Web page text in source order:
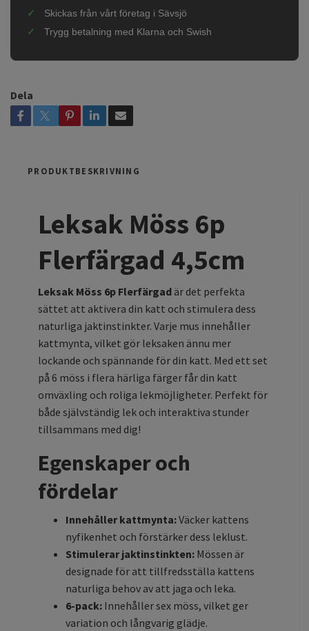
Skickas från vårt företag i Sävsjö
Trygg betalning med Klarna och Swish
Dela
PRODUKTBESKRIVNING
Leksak Möss 6p
Flerfärgad 4,5cm
Leksak Möss 6p Flerfärgad är det perfekta
sättet att aktivera din katt och stimulera dess
naturliga jaktinstinkter. Varje mus innehåller
kattmynta, vilket gör leksaken ännu mer
lockande och spännande för din katt. Med ett set
på 6 möss i flera härliga färger får din katt
omväxling och roliga lekmöjligheter. Perfekt för
både självständig lek och interaktiva stunder
tillsammans med dig!
Egenskaper och
fördelar
Innehåller kattmynta:Väcker kattens
nyfikenhet och förstärker dess leklust.
Stimulerar jaktinstinkten: Mössen är
designade för att tillfredsställa kattens
naturliga behov av att jaga och leka.
6-pack: Innehåller sex möss, vilket ger
variation och långvarig glädje.